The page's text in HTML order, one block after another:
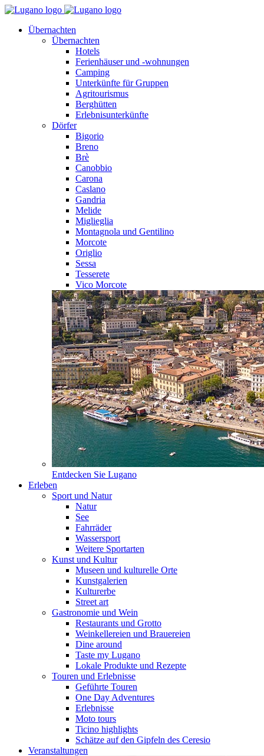
Übernachten
Übernachten
Hotels
Ferienhäuser und -wohnungen
Camping
Unterkünfte für Gruppen
Agritourismus
Berghütten
Erlebnisunterkünfte
Dörfer
Bigorio
Breno
Brè
Canobbio
Carona
Caslano
Gandria
Melide
Miglieglia
Montagnola und Gentilino
Morcote
Origlio
Sessa
Tesserete
Vico Morcote
Entdecken Sie Lugano
Erleben
Sport und Natur
Natur
See
Fahrräder
Wassersport
Weitere Sportarten
Kunst und Kultur
Museen und kulturelle Orte
Kunstgalerien
Kulturerbe
Street art
Gastronomie und Wein
Restaurants und Grotto
Weinkellereien und Brauereien
Dine around
Taste my Lugano
Lokale Produkte und Rezepte
Touren und Erlebnisse
Geführte Touren
One Day Adventures
Erlebnisse
Moto tours
Ticino highlights
Schätze auf den Gipfeln des Ceresio
Veranstaltungen